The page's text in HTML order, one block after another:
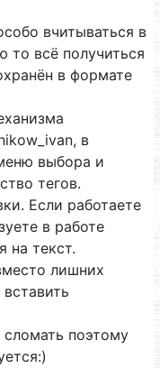
вчитываться в
то всё получиться
в формате
в
выбора и
тегов.
Если работаете
в работе
на текст.
лишних
поэтому